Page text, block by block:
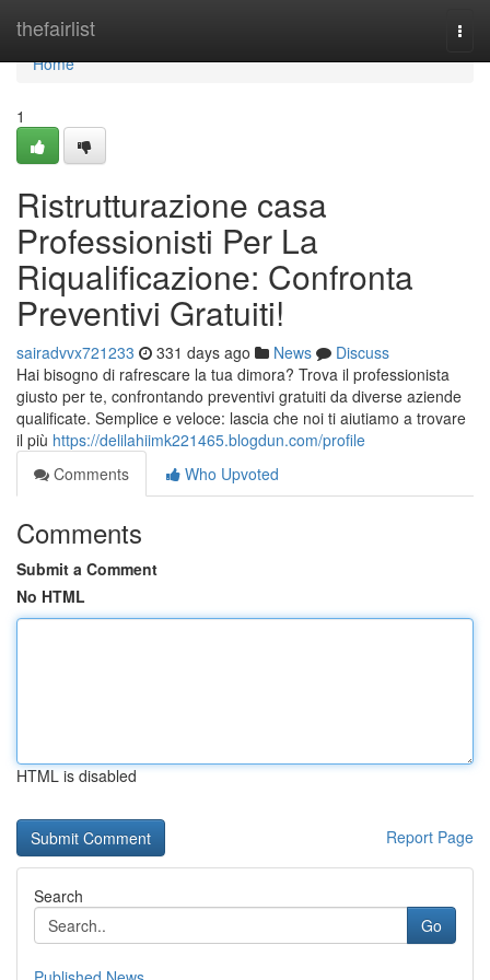
thefairlist
Home
Home
1
Ristrutturazione casa
Professionisti Per La
Riqualificazione: Confronta
Preventivi Gratuiti!
sairadvvx721233 331 days ago News
Discuss
Hai bisogno di rafrescare la tua dimora? Trova il professionista
giusto per te, confrontando preventivi gratuiti da diverse aziende
qualificate. Semplice e veloce: lascia che noi ti aiutiamo a trovare
il più https://delilahiimk221465.blogdun.com/profile
Comments
Who Upvoted
Comments
Submit a Comment
No HTML
HTML is disabled
Report Page
Search
Go